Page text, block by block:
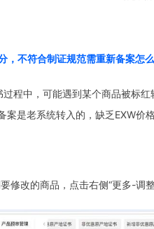
，不符合制证规范需重新备案怎
程中，可能遇到某个商品被标
案是老系统转入的，缺乏EXW价
修改的商品，点击右侧“更多-调